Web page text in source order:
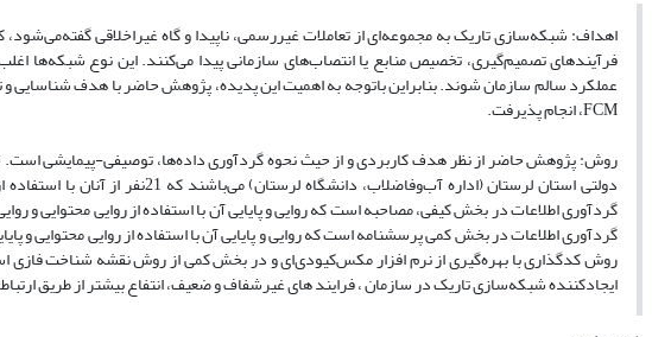
اهداف: شبکه‌سازی تاریک به مجموعه‌ای از تعاملات غیررسمی، ناپیدا و گاه غیراخلاقی گفته‌می‌شود،
فرآیندهای تصمیم‌گیری، تخصیص منابع یا انتصاب‌های سازمانی پیدا می‌کنند. این نوع شبکه‌ها
عملکرد سالم سازمان شوند. بنابراین باتوجه به اهمیت این پدیده، پژوهش حاضر با هدف شناسایی
FCM، انجام پذیرفت.
روش: پژوهش حاضر از نظر هدف کاربردی و از حیث نحوه گردآوری داده‌ها، توصیفی-پیمایشی
دولتی استان لرستان (اداره
گردآوری اطلاعات در بخش کیفی، مصاحبه است که روایی و پایایی آن با استفاده از روایی محتوایی و
گردآوری اطلاعات در بخش کمی پرسشنامه است که روایی و پایایی آن با استفاده از روایی محتوایی و
روش کدگذاری با بهره‌گیری از نرم افزار مکس‌کیو‌دی‌ای و در بخش کمی از روش نقشه شناخت
ایجادکننده شبکه‌سازی تاریک در سازمان ، فرایند های غیرشفاف و ضعیف، انتفاع بیشتر از طریق